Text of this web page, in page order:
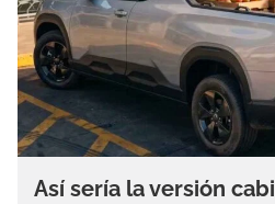
Así sería la versión